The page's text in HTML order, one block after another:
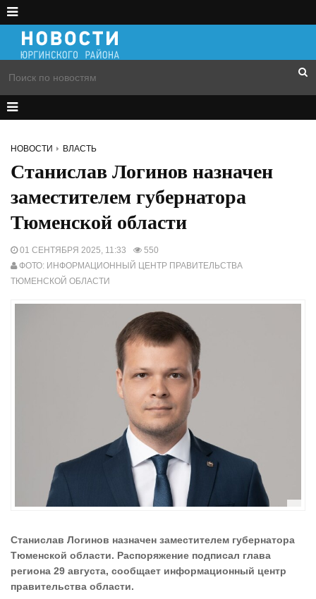
НОВОСТИ ВЛАСТЬ
Станислав Логинов назначен
заместителем губернатора
Тюменской области
01 СЕНТЯБРЯ 2025, 11:33
550
ФОТО: ИНФОРМАЦИОННЫЙ ЦЕНТР ПРАВИТЕЛЬСТВА
ТЮМЕНСКОЙ ОБЛАСТИ
Станислав Логинов назначен заместителем губернатора
Тюменской области. Распоряжение подписал глава
региона 29 августа, сообщает информационный центр
правительства области.